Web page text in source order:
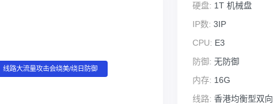
路大流量攻击会绕美/绕日防御
硬盘: 1T 机械盘
IP数: 3IP
CPU: E3
防御: 无防御
内存: 16G
线路: 香港均衡型双